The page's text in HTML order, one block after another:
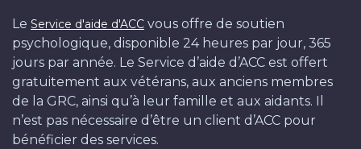
Le Service d'aide d'ACC vous offre de soutien
psychologique, disponible 24 heures par jour, 365
jours par année. Le Service d’aide d’ACC est offert
gratuitement aux vétérans, aux anciens membres
de la GRC, ainsi qu’à leur famille et aux aidants. Il
n’est pas nécessaire d’être un client d’ACC pour
bénéficier des services.